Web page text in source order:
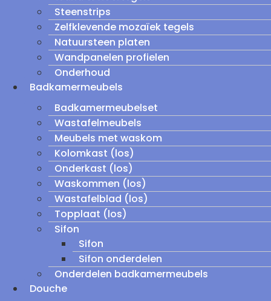
Steenstrips
Zelfklevende mozaïek tegels
Natuursteen platen
Wandpanelen profielen
Onderhoud
Badkamermeubels
Badkamermeubelset
Wastafelmeubels
Meubels met waskom
Kolomkast (los)
Onderkast (los)
Waskommen (los)
Wastafelblad (los)
Topplaat (los)
Sifon
Sifon
Sifon onderdelen
Onderdelen badkamermeubels
Douche